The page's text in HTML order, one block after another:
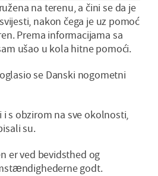
na terenu, a čini se da je
nakon čega je uz pomoć
Prema informacijama sa
ušao u kola hitne pomoći.
se Danski nogometni
i s obzirom na sve okolnosti,
su.
er ved bevidsthed og
godt.